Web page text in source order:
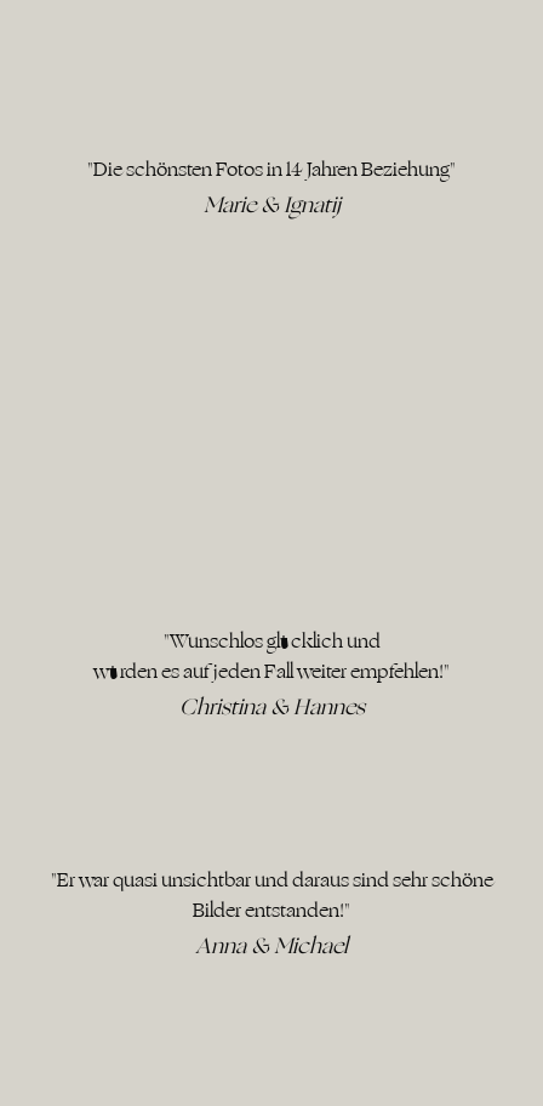
"Die schönsten Fotos in 14 Jahren Beziehung"
Marie & Ignatij
"Wunschlos glücklich und
würden es auf jeden Fall weiter empfehlen!"
Christina & Hannes
"Er war quasi unsichtbar und daraus sind sehr schöne
Bilder entstanden!"
Anna & Michael